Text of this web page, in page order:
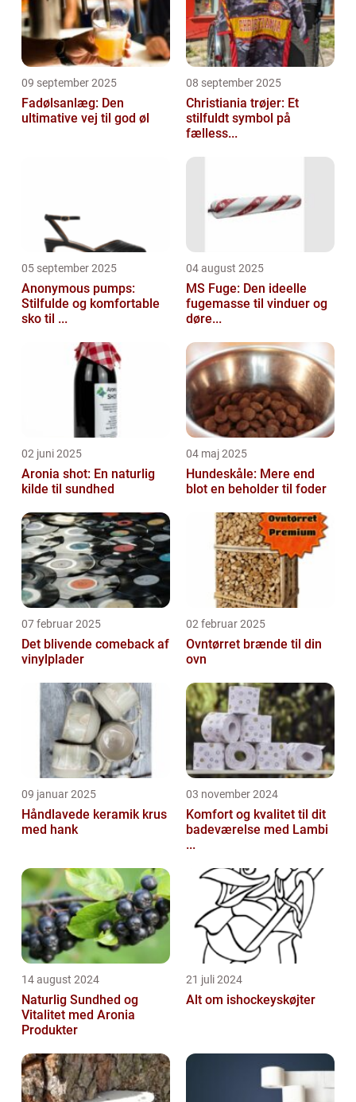
09 september 2025
Fadølsanlæg: Den
ultimative vej til god øl
08 september 2025
Christiania trøjer: Et
stilfuldt symbol på
fælless...
05 september 2025
Anonymous pumps:
Stilfulde og komfortable
sko til ...
04 august 2025
MS Fuge: Den ideelle
fugemasse til vinduer og
døre...
02 juni 2025
Aronia shot: En naturlig
kilde til sundhed
04 maj 2025
Hundeskåle: Mere end
blot en beholder til foder
07 februar 2025
Det blivende comeback af
vinylplader
02 februar 2025
Ovntørret brænde til din
ovn
09 januar 2025
Håndlavede keramik krus
med hank
03 november 2024
Komfort og kvalitet til dit
badeværelse med Lambi
...
14 august 2024
Naturlig Sundhed og
Vitalitet med Aronia
Produkter
21 juli 2024
Alt om ishockeyskøjter